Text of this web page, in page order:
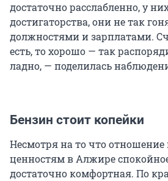
достаточно расслабленно, у
достигаторства, они не так
должностями и зарплатами.
есть, то хорошо — так
ладно, — поделилась
Бензин стоит копейки
Несмотря на то что
ценностям в Алжире
достаточно комфортная. По